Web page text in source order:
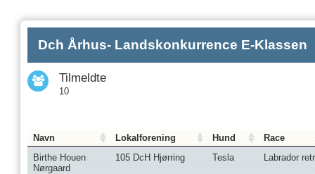
Dch Århus- Landskonkurrence E-Klassen
Tilmeldte
10
Navn Lokalforening Hund
Race
Birthe Houen
Nørgaard
105 DcH Hjørring Tesla Labrador